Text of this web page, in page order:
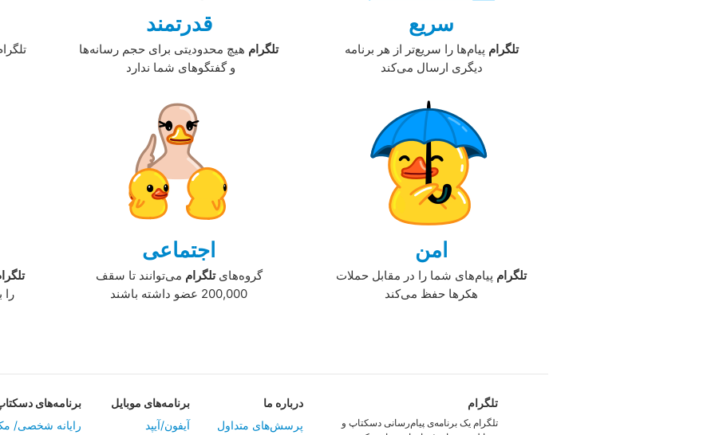
سریع
تلگرام پیام‌ها را سریع‌تر از هر برنامه
دیگری ارسال می‌کند
قدرتمند
تلگرام هیچ محدودیتی برای حجم رسانه‌ها
و گفتگوهای شما ندارد‏ ‏
امن
تلگرام پیام‌های شما را در مقابل حملات
هکرها حفظ می‌کند
اجتماعی
گروه‌هایتلگرام می‌توانند تا سقف
200,000 عضو داشته باشند
تلگرام
تلگرام یک برنامه‌ی پیام‌رسانی دسکتاپ و
در‌باره ما
پرسش‌های متداول
برنامه‌های موبایل
آیفون/آیپد
برنامه‌های
‏رایانه شخصی/